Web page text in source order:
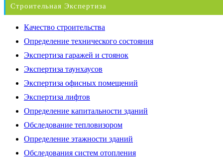
Строительная Экспертиза
Качество строительства
Определение технического состояния
Экспертиза гаражей и стоянок
Экспертиза таунхаусов
Экспертиза офисных помещений
Экспертиза лифтов
Определение капитальности зданий
Обследование тепловизором
Определение этажности зданий
Обследования систем отопления